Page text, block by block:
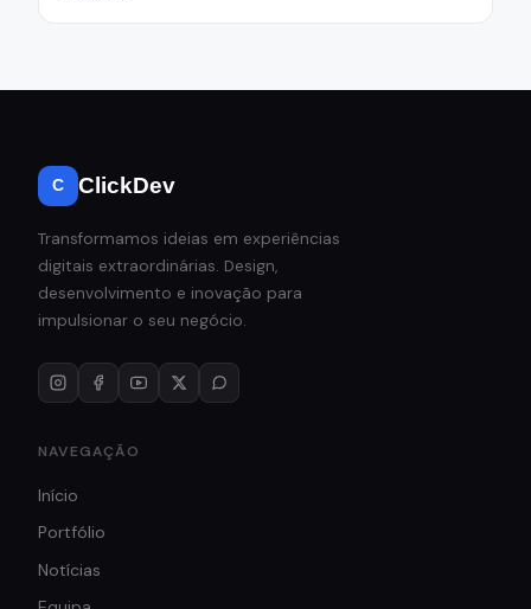
C ClickDev
Transformamos ideias em experiências
digitais extraordinárias. Design,
desenvolvimento e inovação para
impulsionar o seu negócio.
NAVEGAÇÃO
Início
Portfólio
Notícias